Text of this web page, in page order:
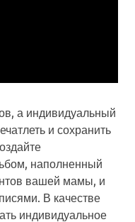
а индивидуальный
и сохранить
наполненный
вашей мамы, и
В качестве
индивидуальное